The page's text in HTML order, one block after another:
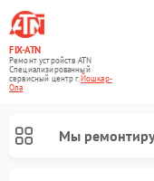
FIX-ATN
Ремонт устройств ATN
Специализированный
cервисный центр г.Йошкар-
Ола
Мы